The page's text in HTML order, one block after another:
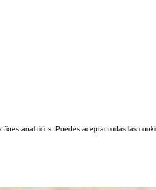
analíticos. Puedes aceptar todas las